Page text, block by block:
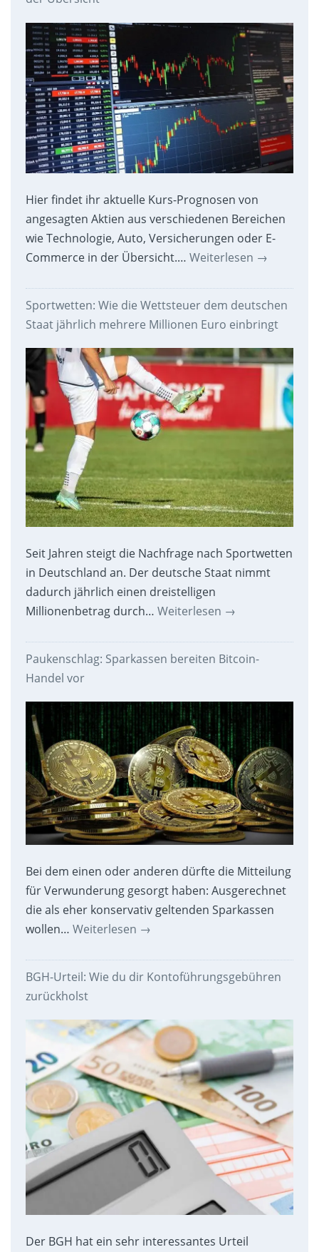
Hier findet ihr aktuelle Kurs-Prognosen von
angesagten Aktien aus verschiedenen Bereichen
wie Technologie, Auto, Versicherungen oder E-
Commerce in der Übersicht.… Weiterlesen →
Sportwetten: Wie die Wettsteuer dem deutschen
Staat jährlich mehrere Millionen Euro einbringt
Seit Jahren steigt die Nachfrage nach Sportwetten
in Deutschland an. Der deutsche Staat nimmt
dadurch jährlich einen dreistelligen
Millionenbetrag durch… Weiterlesen →
Paukenschlag: Sparkassen bereiten Bitcoin-
Handel vor
Bei dem einen oder anderen dürfte die Mitteilung
für Verwunderung gesorgt haben: Ausgerechnet
die als eher konservativ geltenden Sparkassen
wollen… Weiterlesen →
BGH-Urteil: Wie du dir Kontoführungsgebühren
zurückholst
Der BGH hat ein sehr interessantes Urteil